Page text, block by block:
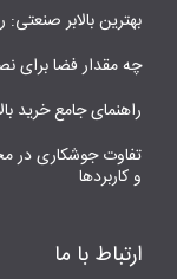
بهترین بالابر
چه مقدار فضا برای
راهنمای جامع خرید
تفاوت جوشکاری در
و کاربردها
ارتباط با ما